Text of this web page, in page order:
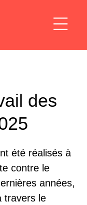
des
été réalisés à
contre le
années,
travers le